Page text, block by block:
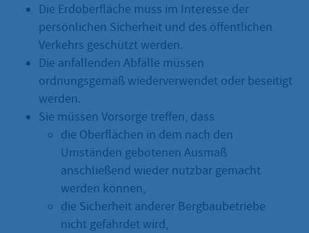
Die Erdoberfläche muss im Interesse der
persönlichen Sicherheit und des öffentlichen
Verkehrs geschützt werden.
Die anfallenden Abfälle müssen
ordnungsgemäß wiederverwendet oder beseitigt
werden.
Sie müssen Vorsorge treffen, dass
die Oberflächen in dem nach den
Umständen gebotenen Ausmaß
anschließend wieder nutzbar gemacht
werden können,
die Sicherheit anderer Bergbaubetriebe
nicht gefährdet wird,